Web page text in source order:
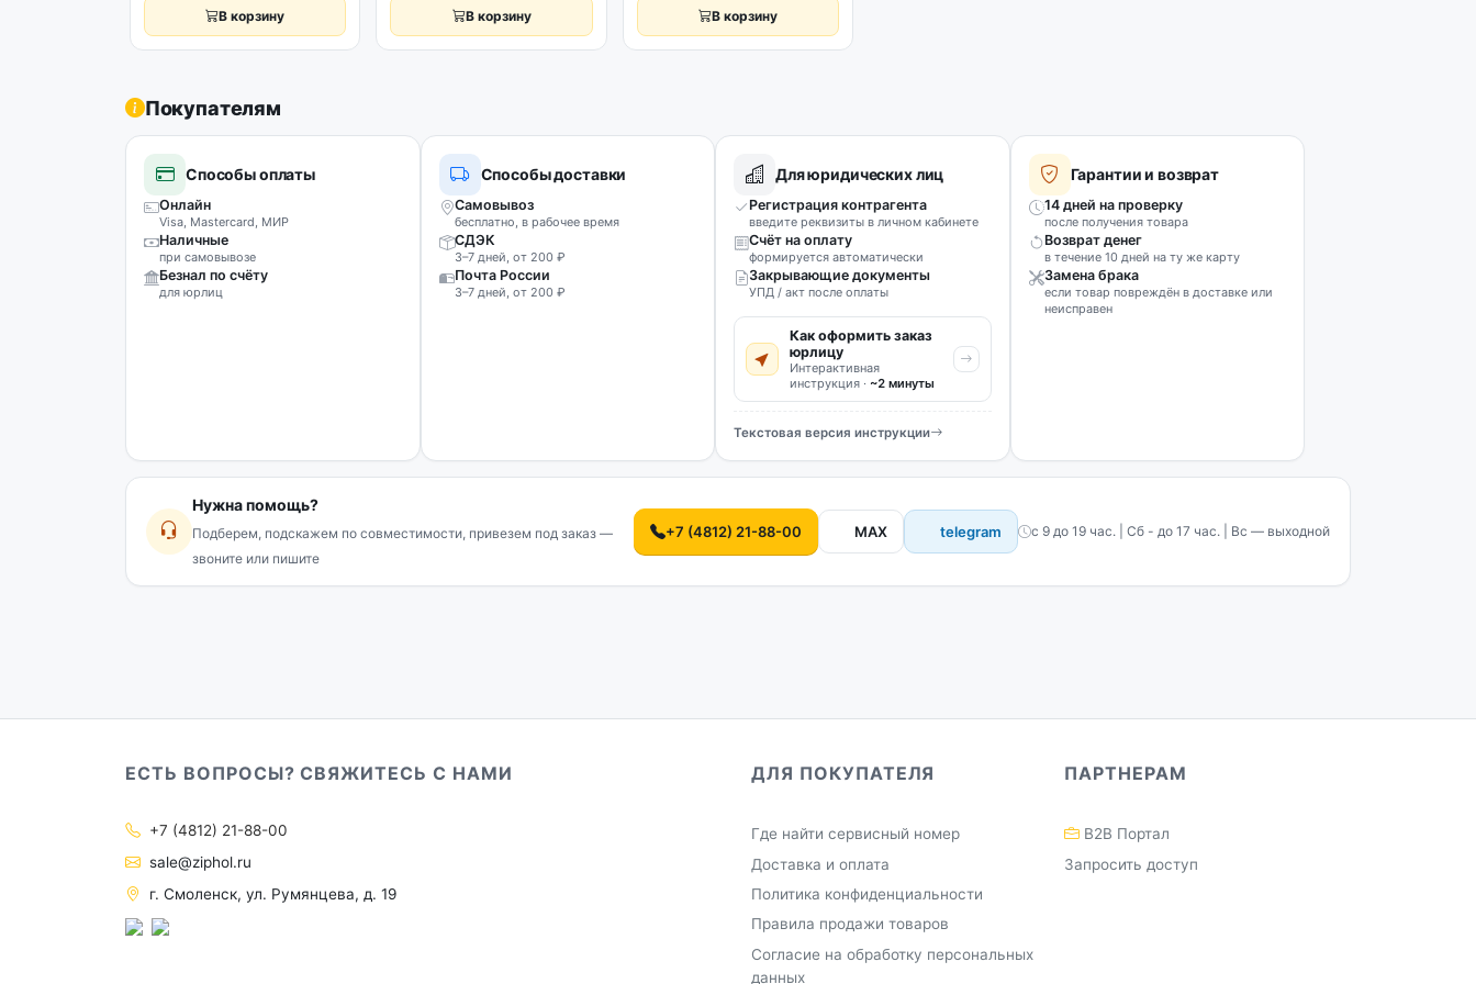
В корзину В корзину В корзину
Покупателям
Способы оплаты
Онлайн
Visa, Mastercard, МИР
Наличные
при самовывозе
Безнал по счёту
для юрлиц
Способы доставки
Самовывоз
бесплатно, в рабочее время
СДЭК
3–7 дней, от 200 ₽
Почта России
3–7 дней, от 200 ₽
Для юридических лиц
Регистрация контрагента
введите реквизиты в личном кабинете
Счёт на оплату
формируется автоматически
Закрывающие документы
УПД / акт после оплаты
Как оформить заказ
юрлицу
Интерактивная
инструкция · ~2 минуты
Текстовая версия инструкции
Гарантии и возврат
14 дней на проверку
после получения товара
Возврат денег
в течение 10 дней на ту же карту
Замена брака
если товар повреждён в доставке или
неисправен
Нужна помощь?
Подберем, подскажем по совместимости, привезем под заказ —
звоните или пишите
+7 (4812) 21-88-00 MAX telegram с 9 до 19 час. | Сб - до 17 час. | Вс — выходной
ЕСТЬ ВОПРОСЫ? СВЯЖИТЕСЬ С НАМИ
+7 (4812) 21-88-00
sale@ziphol.ru
г. Смоленск, ул. Румянцева, д. 19
ДЛЯ ПОКУПАТЕЛЯ
Где найти сервисный номер
Доставка и оплата
Политика конфиденциальности
Правила продажи товаров
Согласие на обработку персональных
данных
ПАРТНЕРАМ
B2B Портал
Запросить доступ